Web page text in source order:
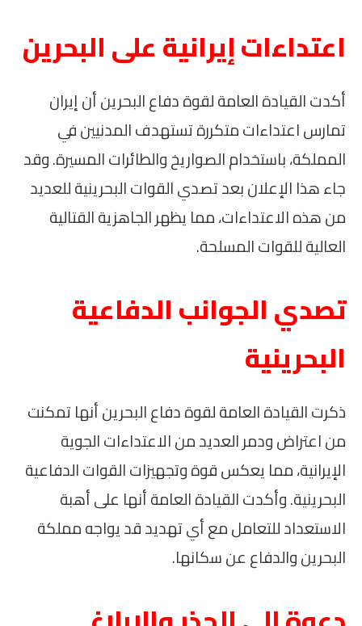
اعتداءات إيرانية على البحرين
أكدت القيادة العامة لقوة دفاع البحرين أن إيران
تمارس اعتداءات متكررة تستهدف المدنيين في
المملكة، باستخدام الصواريخ والطائرات المسيرة. وقد
جاء هذا الإعلان بعد تصدي القوات البحرينية للعديد
من هذه الاعتداءات، مما يظهر الجاهزية القتالية
العالية للقوات المسلحة.
تصدي الجوانب الدفاعية
البحرينية
ذكرت القيادة العامة لقوة دفاع البحرين أنها تمكنت
من اعتراض ودمر العديد من الاعتداءات الجوية
الإيرانية، مما يعكس قوة وتجهيزات القوات الدفاعية
البحرينية. وأكدت القيادة العامة أنها على أهبة
الاستعداد للتعامل مع أي تهديد قد يواجه مملكة
البحرين والدفاع عن سكانها.